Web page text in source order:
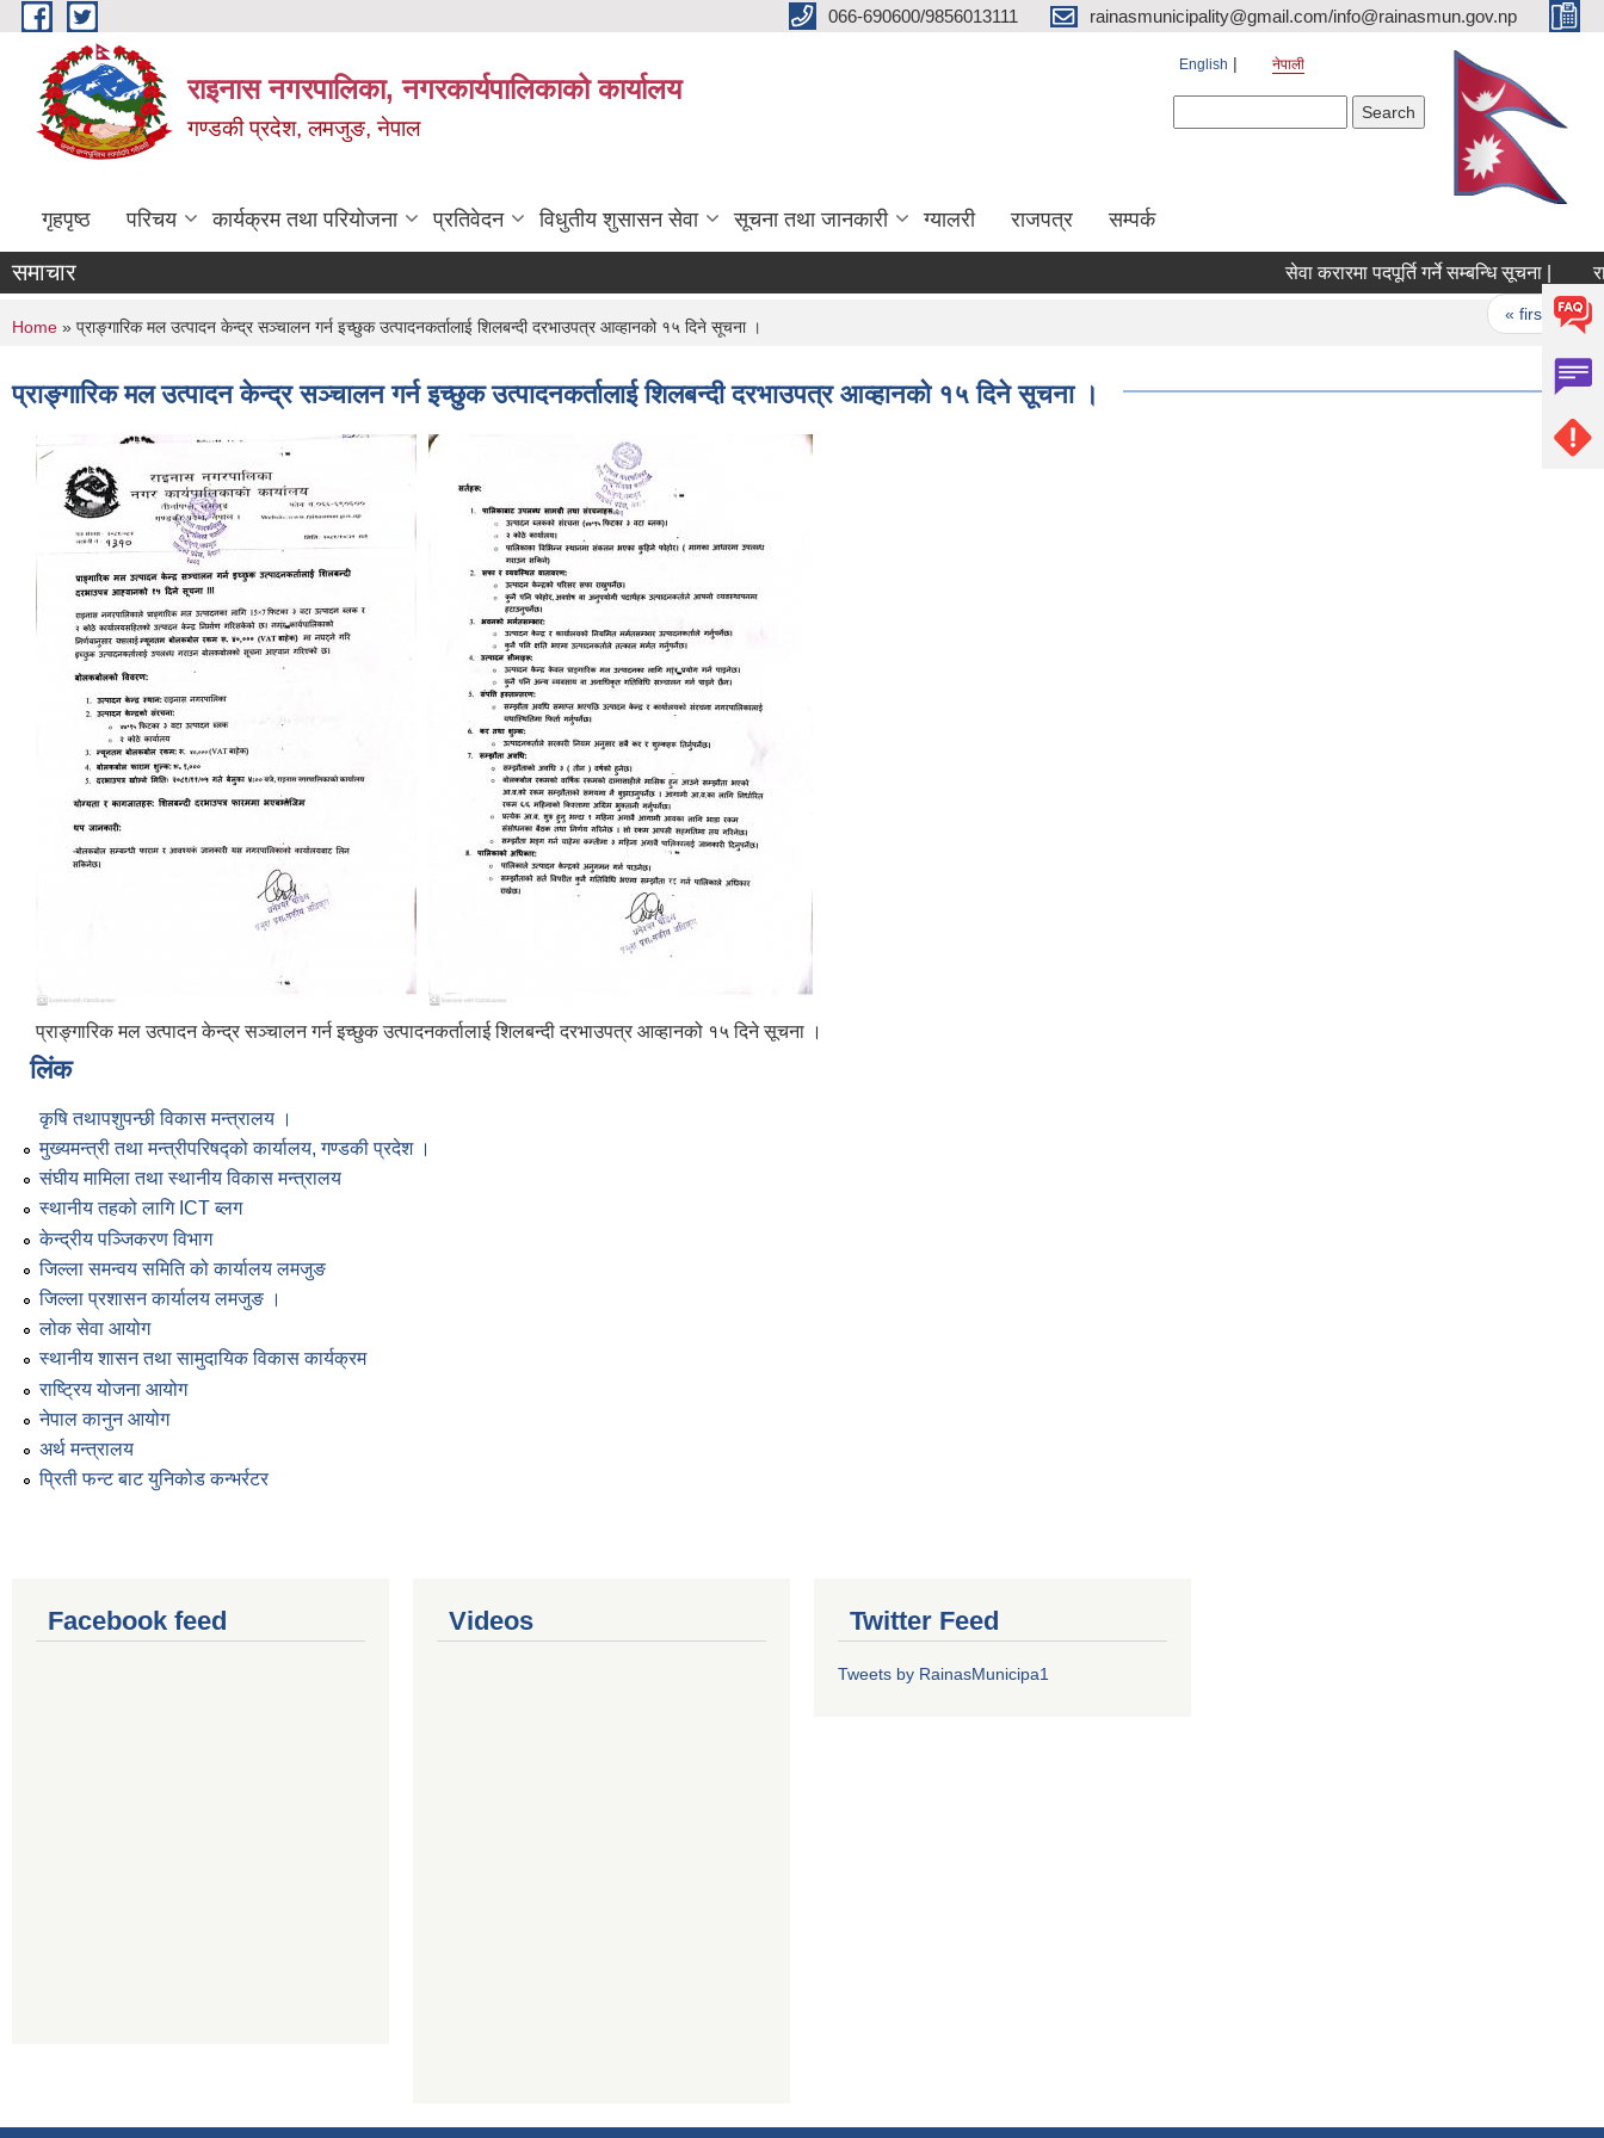
Skip to main content 066-690600/9856013111 rainasmunicipality@gmail.com/info@rainasmun.gov.np
राइनास नगरपालिका, नगरकार्यपालिकाको कार्यालय
गण्डकी प्रदेश, लमजुङ, नेपाल
English नेपाली
गृहपृष्ठ परिचय कार्यक्रम तथा परियोजना प्रतिवेदन विधुतीय शुसासन सेवा सूचना तथा जानकारी ग्यालरी राजपत्र सम्पर्क
समाचार सेवा करारमा पदपूर्ति गर्ने सम्बन्धि सूचना |
« first ‹
You are here
Home » प्राङ्गारिक मल उत्पादन केन्द्र सञ्चालन गर्न इच्छुक उत्पादनकर्तालाई शिलबन्दी दरभाउपत्र आव्हानको १५ दिने सूचना ।
प्राङ्गारिक मल उत्पादन केन्द्र सञ्चालन गर्न इच्छुक उत्पादनकर्तालाई शिलबन्दी दरभाउपत्र आव्हानको १५ दिने सूचना ।
प्राङ्गारिक मल उत्पादन केन्द्र सञ्चालन गर्न इच्छुक उत्पादनकर्तालाई शिलबन्दी दरभाउपत्र आव्हानको १५ दिने सूचना ।
लिंक
कृषि तथापशुपन्छी विकास मन्त्रालय ।
मुख्यमन्त्री तथा मन्त्रीपरिषद्को कार्यालय, गण्डकी प्रदेश ।
संघीय मामिला तथा स्थानीय विकास मन्त्रालय
स्थानीय तहको लागि ICT ब्लग
केन्द्रीय पञ्जिकरण विभाग
जिल्ला समन्वय समिति को कार्यालय लमजुङ
जिल्ला प्रशासन कार्यालय लमजुङ ।
लोक सेवा आयोग
स्थानीय शासन तथा सामुदायिक विकास कार्यक्रम
राष्ट्रिय योजना आयोग
नेपाल कानुन आयोग
अर्थ मन्त्रालय
प्रिती फन्ट बाट युनिकोड कन्भर्रटर
Facebook feed Videos Twitter Feed
Tweets by RainasMunicipa1